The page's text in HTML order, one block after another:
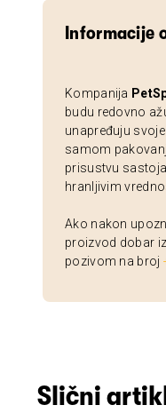
Informacije
Kompanija
budu redovno
unapređuju
samom
prisustvu
hranljivim
Ako nakon
proizvod dobar
pozivom na broj
Slični